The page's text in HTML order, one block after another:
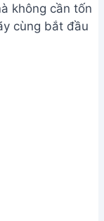
không cần tốn
cùng bắt đầu